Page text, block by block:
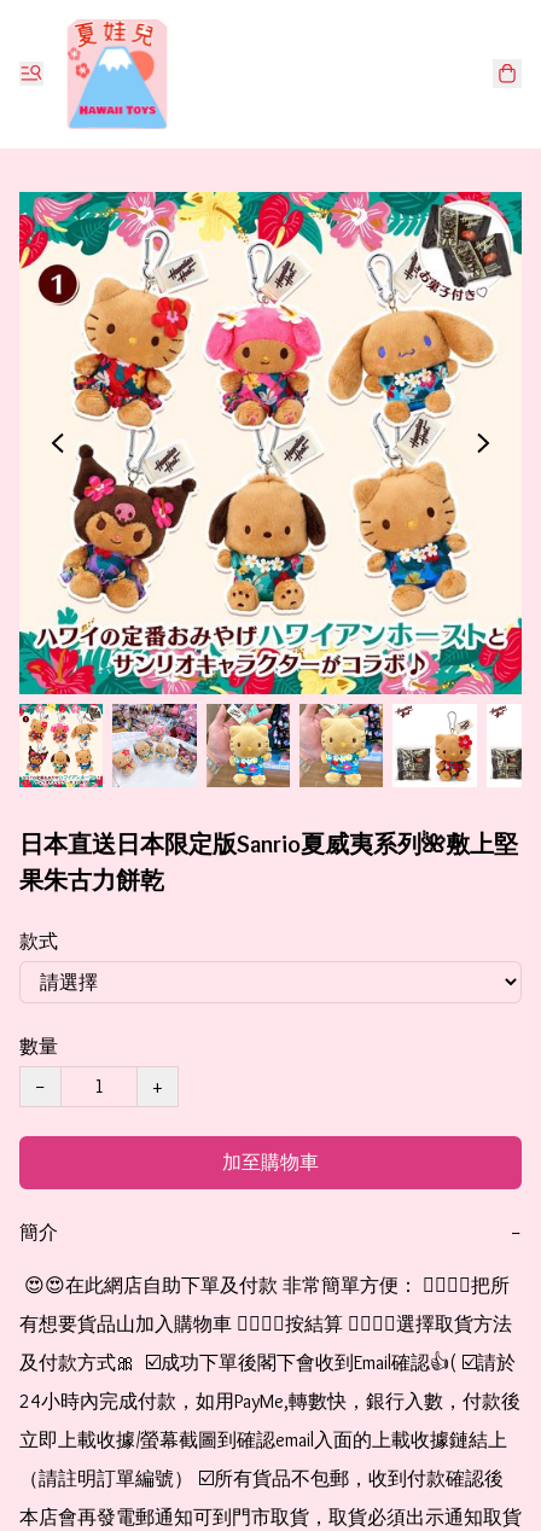
日本直送日本限定版Sanrio夏威夷系列🌺敷上堅
果朱古力餅乾
款式
數量
−
+
加至購物車
簡介 −
有想要貨品山加入購物車 👉🏻👉🏻按結算 👉🏻👉🏻選擇取貨方法
及付款方式🎀  ☑️成功下單後閣下會收到Email確認👍( ☑️請於
24小時內完成付款，如用PayMe,轉數快，銀行入數，付款後
立即上載收據/螢幕截圖到確認email入面的上載收據鏈結上
（請註明訂單編號） ☑️所有貨品不包郵，收到付款確認後
本店會再發電郵通知可到門市取貨，取貨必須出示通知取貨